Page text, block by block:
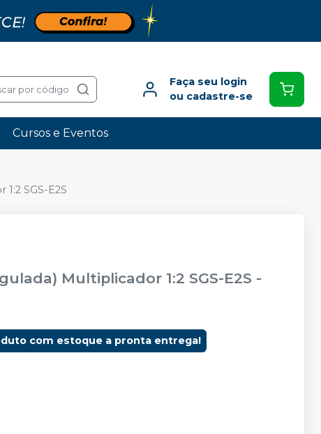
por código
Faça seu login
ou cadastre-se
Cursos e Eventos
SGS-E2S
Multiplicador 1:2 SGS-E2S -
com estoque a pronta entrega!